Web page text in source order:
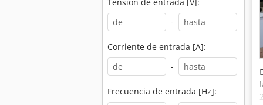
-
Corriente de entrada [A]:
-
Frecuencia de entrada [Hz]: